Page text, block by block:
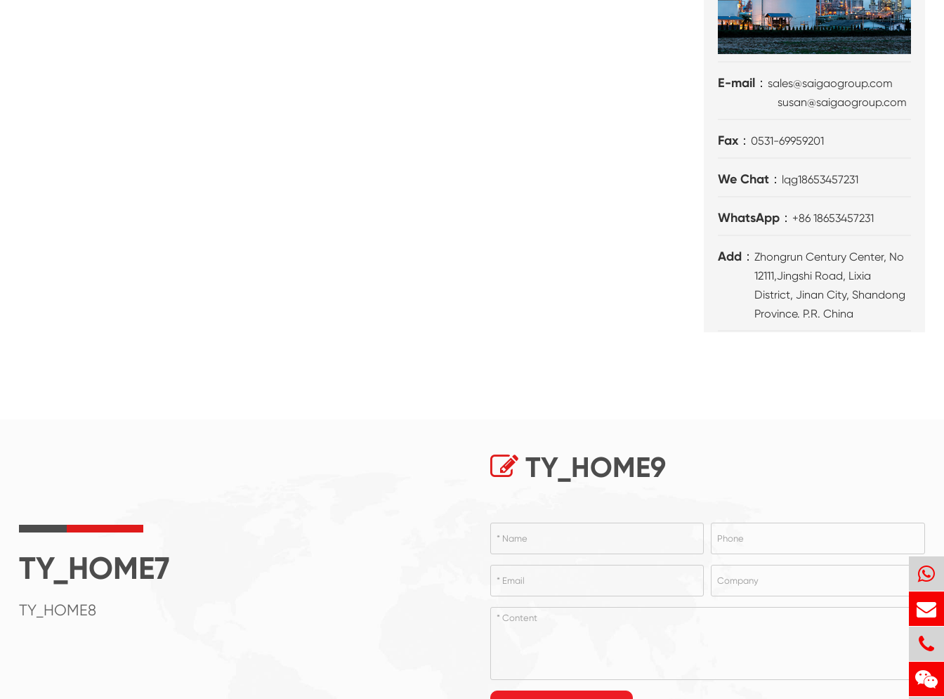
E-mail：sales@saigaogroup.com
susan@saigaogroup.com
Fax：0531-69959201
We Chat： lqg18653457231
WhatsApp： +86 18653457231
Add：Zhongrun Century Center, No
12111,Jingshi Road, Lixia
District, Jinan City, Shandong
Province. P.R. China
TY_HOME7
TY_HOME8
TY_HOME9